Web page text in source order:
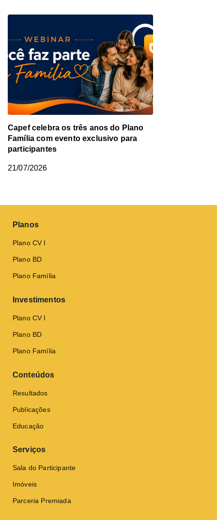
Capef celebra os três anos do Plano
Família com evento exclusivo para
participantes
21/07/2026
Planos
Plano CV I
Plano BD
Plano Família
Investimentos
Plano CV I
Plano BD
Plano Família
Conteúdos
Resultados
Publicações
Educação
Serviços
Sala do Participante
Imóveis
Parceria Premiada